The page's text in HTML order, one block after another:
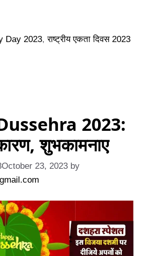
Day 2023,राष्ट्रीय एकता दिवस 2023
2023:
शुभकामनाए
October 23, 2023 by